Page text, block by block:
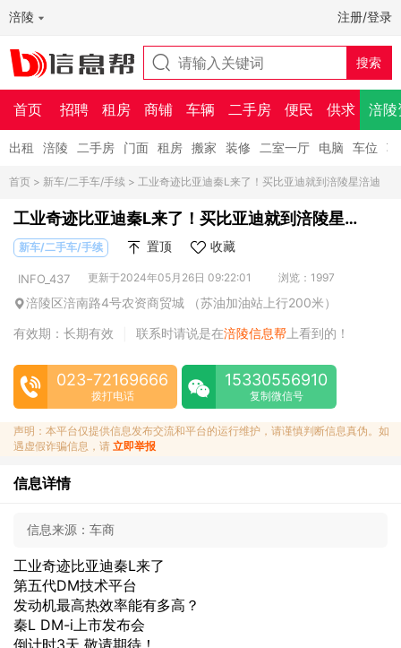
涪陵 注册/登录
首页 招聘 租房 商铺 车辆 二手房 便民 供求 涪陵
出租 涪陵 二手房 门面 租房 搬家 装修 二室一厅 电脑 车位
首页 > 新车/二手车/手续 > 工业奇迹比亚迪秦L来了！买比亚迪就到涪陵星涪迪
工业奇迹比亚迪秦L来了！买比亚迪就到涪陵星涪
迪
新车/二手车/手续 置顶 收藏
INFO_437 更新于2024年05月26日 09:22:01 浏览：1997
涪陵区涪南路4号农资商贸城 （苏油加油站上行200米）
有效期：长期有效
联系时请说是在涪陵信息帮 上看到的！
023-72169666
拨打电话
15330556910
复制微信号
声明：本平台仅提供信息发布交流和平台的运行维护，请谨慎判断信息真伪。如
遇虚假诈骗信息，请 立即举报
信息详情
信息来源： 车商
工业奇迹比亚迪秦L来了
第五代DM技术平台
发动机最高热效率能有多高？
秦L DM-i上市发布会
倒计时3天 敬请期待！